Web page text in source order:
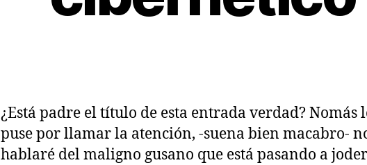
¿Está padre el título de esta entrada verdad? Nomás
puse por llamar la atención, -suena bien macabro-
hablaré del maligno gusano que está pasando a joder